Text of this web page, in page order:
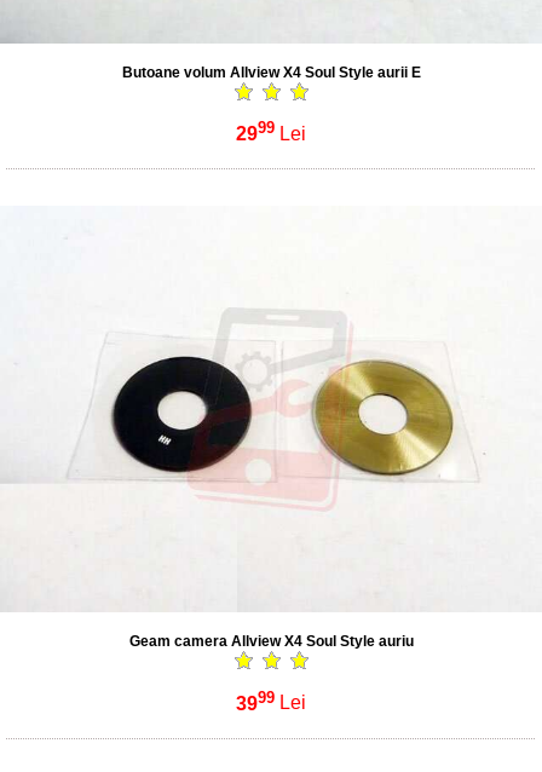
Butoane volum Allview X4 Soul Style aurii E
2999 Lei
Geam camera Allview X4 Soul Style auriu
3999 Lei